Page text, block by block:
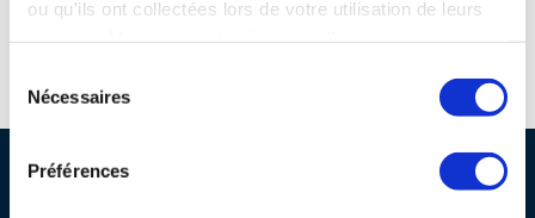
ou qu'ils ont collectées lors de votre utilisation de leurs
consentement
Nécessaires
Préférences
EMPLOI & FORMATION
INNOVATION
Espace d'orientation référent des métiers autour de l'avion
PROFESSIONNELS DE LA FILIÈRE